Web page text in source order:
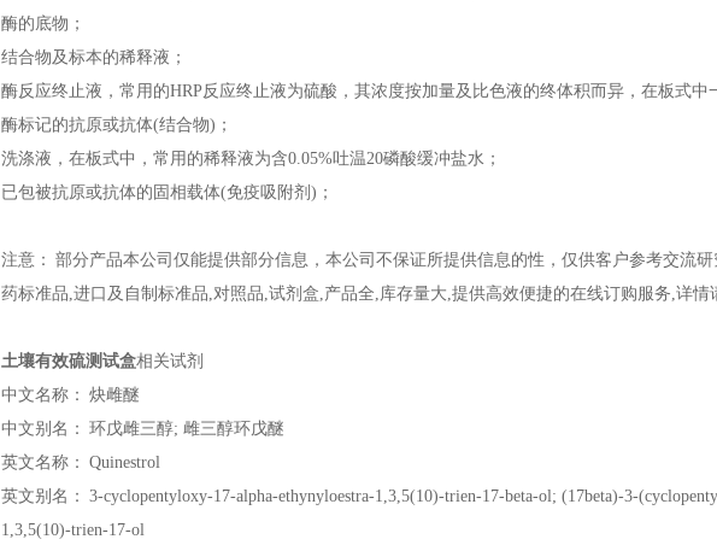
酶的底物；
结合物及标本的稀释液；
酶反应终止液，常用的HRP反应终止液为硫酸，其浓度按加量及比色液的终体积而异，在板式中
酶标记的抗原或抗体(结合物)；
洗涤液，在板式中，常用的稀释液为含0.05%吐温20磷酸缓冲盐水；
已包被抗原或抗体的固相载体(免疫吸附剂)；
注意： 部分产品本公司 仅能提供部分信息， 本公司 不保证所提供信息的性，仅供客户参考交流研
药标准品,进口及自制标准品,对照品,试剂盒,产品全,库存量大,提供高效便捷的在线订购服务,详情
土壤有效硫测试盒相关试剂
中文名称： 炔雌醚
中文别名： 环戊雌三醇; 雌三醇环戊醚
英文名称： Quinestrol
英文别名： 3-cyclopentyloxy-17-alpha-ethynyloestra-1,3,5(10)-trien-17-beta-ol; (17beta)-3-
1,3,5(10)-trien-17-ol